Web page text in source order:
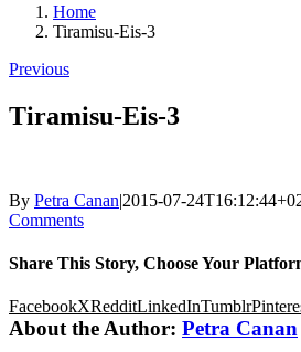
Home
Tiramisu-Eis-3
Previous
Tiramisu-Eis-3
By Petra Canan|2015-07-
Comments
Share This Story, Choose Your
FacebookXRedditLinkedInTumblr
About the Author: Petra Canan